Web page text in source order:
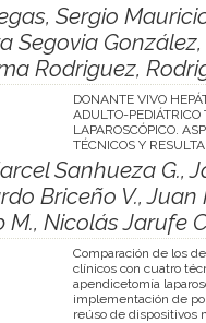
Sergio
Segovia
Rodriguez,
DONANTE VIVO
ADULTO-PEDIÁTRICO
LAPAROSCÓPICO.
TÉCNICOS Y
Sanhueza G.,
Briceño V.,
M., Nicolás Jarufe
Comparación de los
clínicos con cuatro
apendicetomía
implementación de
reúso de dispositivos